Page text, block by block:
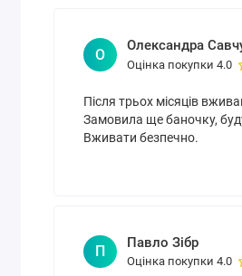
Енергія, втома
Сертифікати
та дієта
Без ГМО, Без
О
Олександра
Оцінка покупки 4.0
Після трьох місяців
Замовила ще баночку,
Вживати безпечно.
П
Павло Зібр
Оцінка покупки 4.0